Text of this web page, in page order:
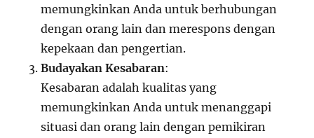
memungkinkan Anda untuk berhubungan
dengan orang lain dan merespons dengan
kepekaan dan pengertian.
Budayakan Kesabaran:
Kesabaran adalah kualitas yang
memungkinkan Anda untuk menanggapi
situasi dan orang lain dengan pemikiran